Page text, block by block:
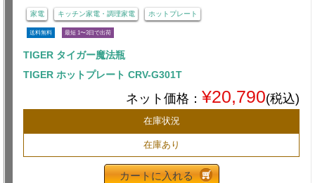
家電 キッチン家電・調理家電 ホットプレート
送料無料 最短 1〜3日で出荷
TIGER タイガー魔法瓶
TIGER ホットプレート CRV-G301T
ネット価格： ¥20,790(税込)
在庫状況
在庫あり
カートに入れる